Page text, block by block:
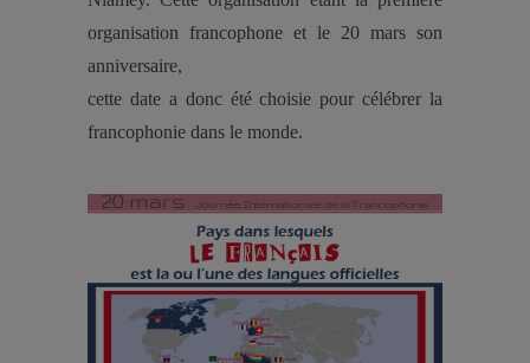
organisation francophone et le 20 mars son
anniversaire,
cette date a donc été choisie pour célébrer la
francophonie dans le monde.